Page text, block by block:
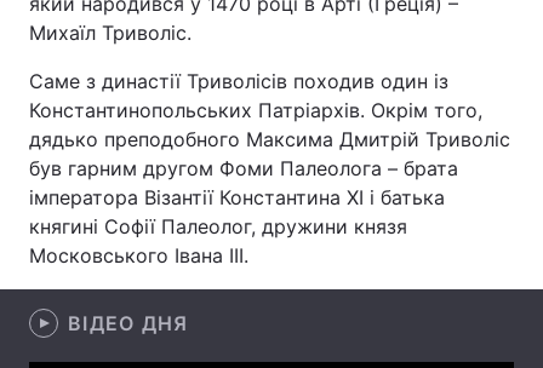
Головна Війна
Економіка
Михаїл Триволіс.
Саме з династії Триволісів походив один із
Константинопольських Патріархів. Окрім того,
дядько преподобного Максима Дмитрій Триволіс
був гарним другом Фоми Палеолога – брата
імператора Візантії Константина ХІ і батька
княгині Софії Палеолог, дружини князя
Московського Івана ІІІ.
ВІДЕО ДНЯ